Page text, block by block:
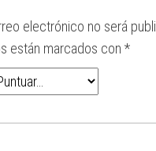
electrónico no será
están marcados con *